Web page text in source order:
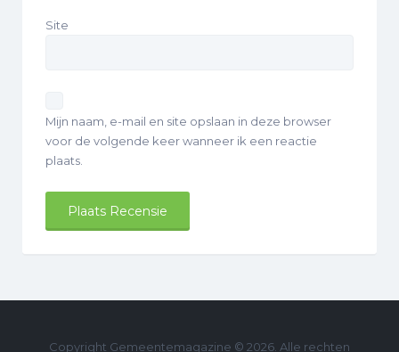
Site
Mijn naam, e-mail en site opslaan in deze browser
voor de volgende keer wanneer ik een reactie
plaats.
Copyright Gemeentemagazine © 2026. Alle rechten